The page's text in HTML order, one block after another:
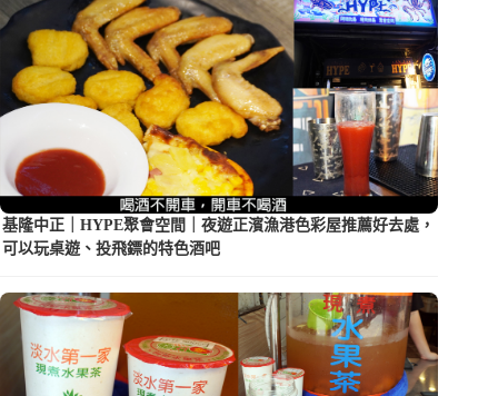
基隆中正｜HYPE聚會空間｜夜遊正濱漁港色彩屋推薦好去處，
可以玩桌遊、投飛鏢的特色酒吧